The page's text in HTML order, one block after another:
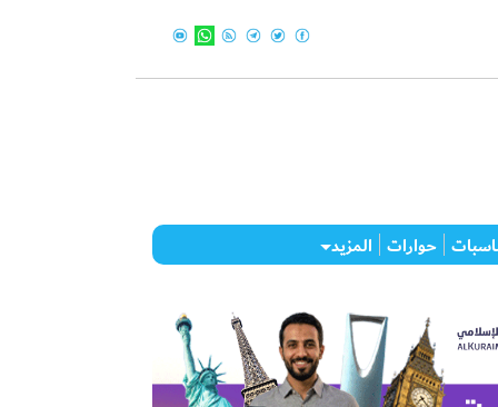
حوارات المزيد